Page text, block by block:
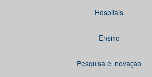
Hospitais
Ensino
Pesquisa e Inovação